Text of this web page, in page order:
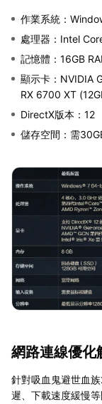
作業系統：
處理器：Intel
記憶體：16GB
顯示卡：NVIDIA
RX 6700 XT
DirectX版本：12
儲存空間：需
網路連線優化
針對吸血鬼避世血
遲、下載速度緩慢